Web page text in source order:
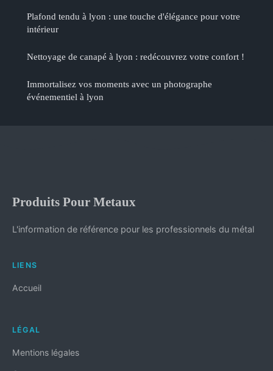
Plafond tendu à lyon : une touche d'élégance pour votre
intérieur
Nettoyage de canapé à lyon : redécouvrez votre confort !
Immortalisez vos moments avec un photographe
événementiel à lyon
Produits Pour Metaux
L'information de référence pour les professionnels du métal
LIENS
Accueil
LÉGAL
Mentions légales